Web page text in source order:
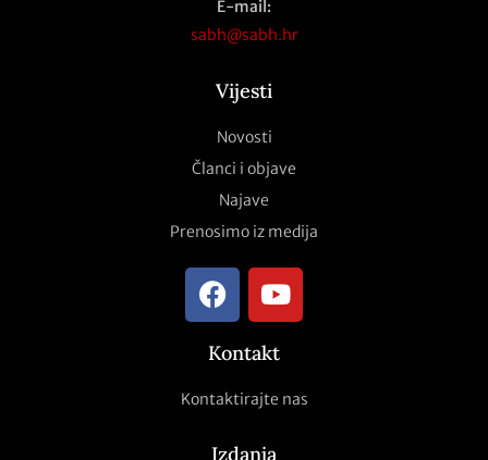
E-mail:
sabh@sabh.hr
Vijesti
Novosti
Članci i objave
Najave
Prenosimo iz medija
Kontakt
Kontaktirajte nas
Izdanja